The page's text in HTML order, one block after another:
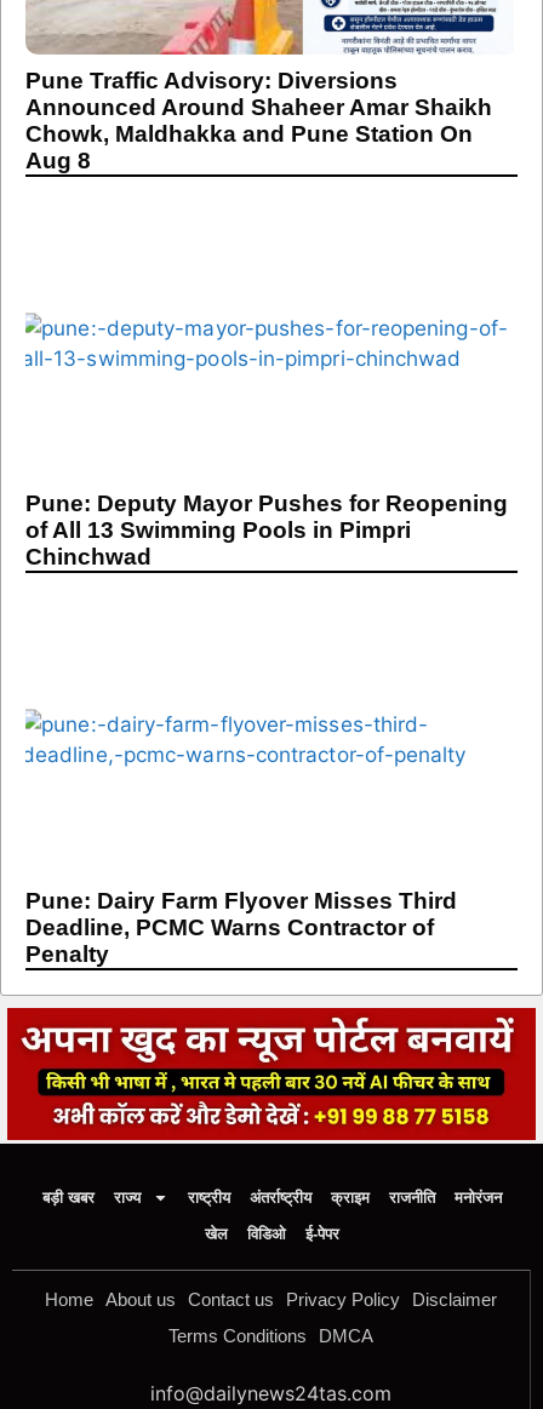
Pune Traffic Advisory: Diversions
Announced Around Shaheer Amar Shaikh
Chowk, Maldhakka and Pune Station On
Aug 8
Pune: Deputy Mayor Pushes for Reopening
of All 13 Swimming Pools in Pimpri
Chinchwad
Pune: Dairy Farm Flyover Misses Third
Deadline, PCMC Warns Contractor of
Penalty
बड़ी खबर राज्य राष्ट्रीय अंतर्राष्ट्रीय क्राइम राजनीति
मनोरंजन
खेल
विडिओ ई-पेपर
Home About us Contact us Privacy Policy
Disclaimer
Terms Conditions
DMCA
info@dailynews24tas.com